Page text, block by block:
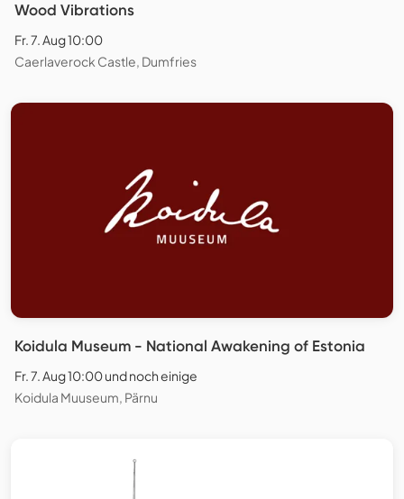
Wood Vibrations
Fr. 7. Aug 10:00
Caerlaverock Castle, Dumfries
Koidula Museum - National Awakening of Estonia
Fr. 7. Aug 10:00 und noch einige
Koidula Muuseum, Pärnu